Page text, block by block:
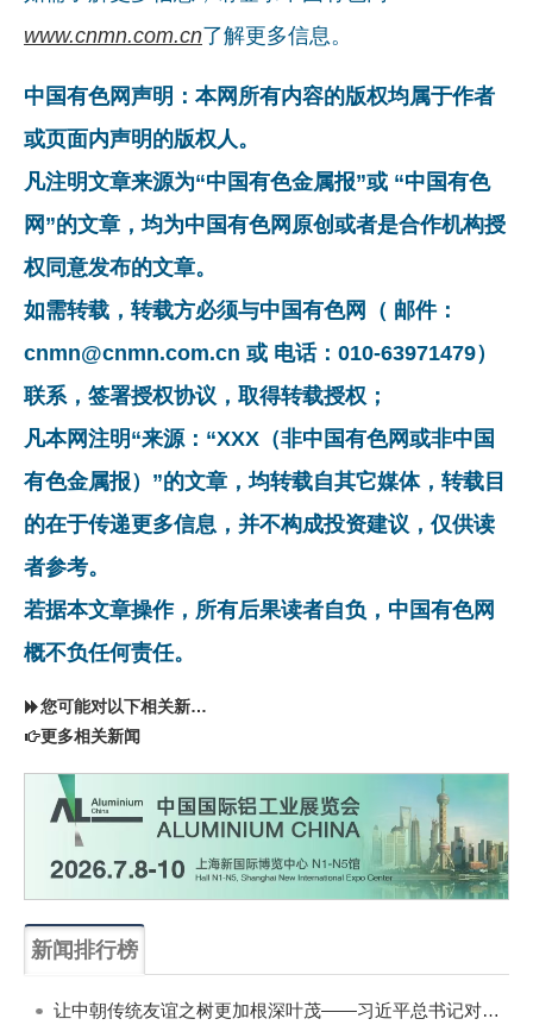
www.cnmn.com.cn了解更多信息。
中国有色网声明：本网所有内容的版权均属于作者
或页面内声明的版权人。
凡注明文章来源为“中国有色金属报”或 “中国有色
网”的文章，均为中国有色网原创或者是合作机构授
权同意发布的文章。
如需转载，转载方必须与中国有色网（ 邮件：
cnmn@cnmn.com.cn 或 电话：010-63971479）
联系，签署授权协议，取得转载授权；
凡本网注明“来源：“XXX（非中国有色网或非中国
有色金属报）”的文章，均转载自其它媒体，转载目
的在于传递更多信息，并不构成投资建议，仅供读
者参考。
若据本文章操作，所有后果读者自负，中国有色网
概不负任何责任。
您可能对以下相关新闻同样感兴趣
更多相关新闻
新闻排行榜
让中朝传统友谊之树更加根深叶茂——习近平总书记对朝鲜进行国事访问纪实